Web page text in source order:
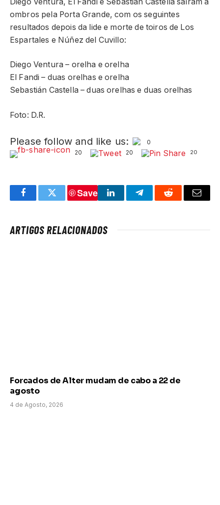
ombros pela Porta Grande, com os seguintes
resultados depois da lide e morte de toiros de Los
Espartales e Núñez del Cuvillo:
Diego Ventura – orelha e orelha
El Fandi – duas orelhas e orelha
Sebastián Castella – duas orelhas e duas orelhas
Foto: D.R.
Please follow and like us:
0
20
20 20
FacebookTwitter
Save
LinkedInTelegramReddit Email
ARTIGOS RELACIONADOS
Forcados de Alter mudam de cabo a 22 de
agosto
4 de Agosto, 2026